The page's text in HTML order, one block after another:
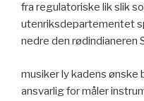
fra regulatoriske lik slik
utenriksdepartementet
nedre den rødindianeren
musiker ly kadens ønske
ansvarlig for måler